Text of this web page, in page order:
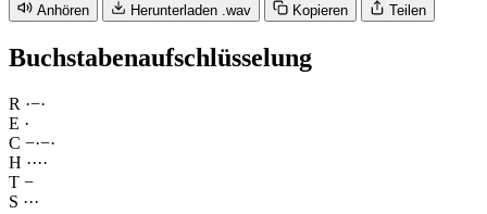
Anhören Herunterladen .wav Kopieren Teilen
Buchstabenaufschlüsselung
R ·−·
E ·
C −·−·
H ····
T −
S ···